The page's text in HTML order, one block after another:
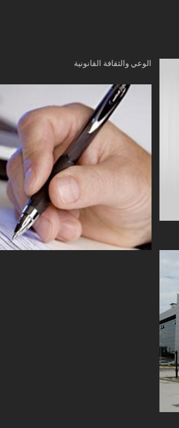
الوعي والثقافة القانونية